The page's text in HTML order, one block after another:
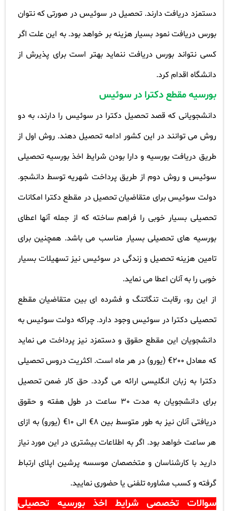
دستمزد دریافت دارند. تحصیل در سوئیس در صورتی که نتوان
بورس دریافت نمود بسیار هزینه بر خواهد بود. به این علت اگر
کسی نتواند بورس دریافت ننماید بهتر است برای پذیرش از
دانشگاه اقدام کرد.
بورسیه مقطع دکترا در سوئیس
دانشجویانی که قصد تحصیل دکترا در سوئیس را دارند، به دو
روش می توانند در این کشور ادامه تحصیل دهند. روش اول از
طریق دریافت بورسیه و دارا بودن شرایط اخذ بورسیه تحصیلی
سوئیس و روش دوم از طریق پرداخت شهریه توسط دانشجو.
دولت سوئیس برای متقاضیان تحصیل در مقطع دکترا امکانات
تحصیلی بسیار خوبی را فراهم ساخته که از جمله آنها اعطای
بورسیه های تحصیلی بسیار مناسب می باشد. همچنین برای
تامین هزینه تحصیل و زندگی در سوئیس نیز تسهیلات بسیار
خوبی را به آنان اعطا می نماید.
از این رو، رقابت تنگاتنگ و فشرده ای بین متقاضیان مقطع
تحصیلی دکترا در سوئیس وجود دارد. چراکه دولت سوئیس به
دانشجویان این مقطع حقوق و دستمزد نیز پرداخت می نماید
که معادل 200€ (یورو) در هر ماه است. اکثریت دروس تحصیلی
دکترا به زبان انگلیسی ارائه می گردد. حق کار ضمن تحصیل
برای دانشجویان به مدت 30 ساعت در طول هفته و حقوق
دریافتی آنان نیز به طور متوسط بین 8€ الی 10€ (یورو) به ازای
هر ساعت خواهد بود. اگر به اطلاعات بیشتری در این مورد نیاز
دارید با کارشناسان و متخصصان موسسه پرشین اپلای ارتباط
گرفته و کسب مشاوره تلفنی یا حضوری نمایید.
سوالات تخصصی شرایط اخذ بورسیه تحصیلی